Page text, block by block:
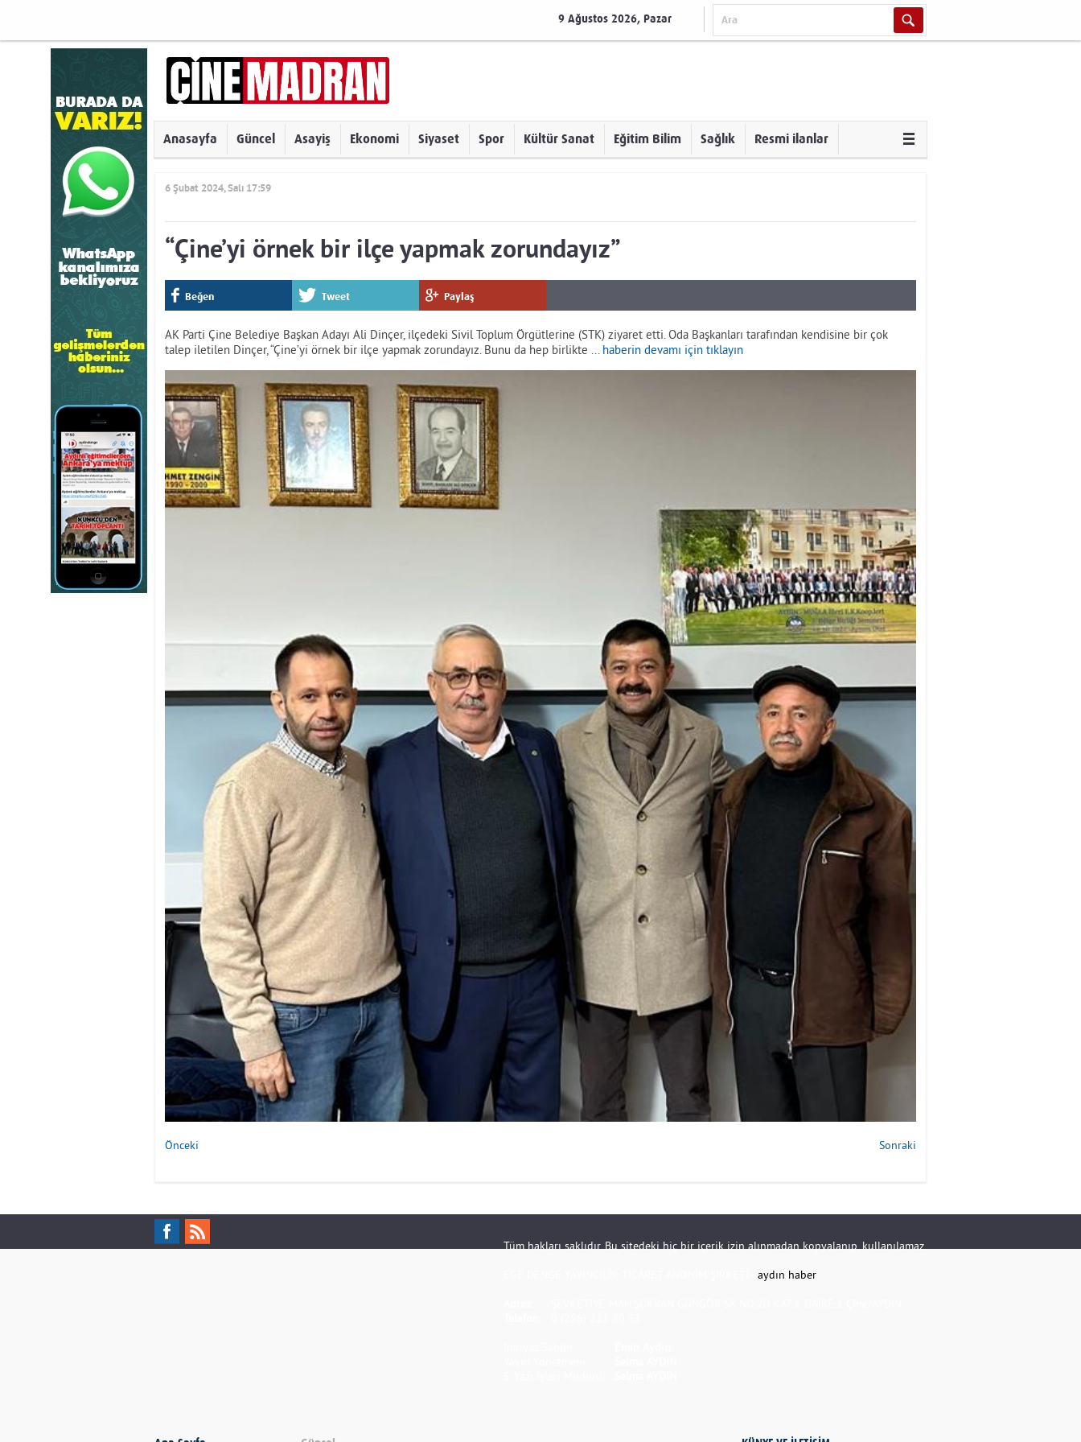
9 Ağustos 2026, Pazar
Anasayfa Güncel Asayiş Ekonomi Siyaset Spor Kültür Sanat Eğitim Bilim Sağlık Resmi ilanlar
6 Şubat 2024, Salı 17:59
“Çine’yi örnek bir ilçe yapmak zorundayız”
Beğen Tweet Paylaş
AK Parti Çine Belediye Başkan Adayı Ali Dinçer, ilçedeki Sivil Toplum Örgütlerine (STK) ziyaret etti. Oda Başkanları tarafından kendisine bir çok
talep iletilen Dinçer, “Çine’yi örnek bir ilçe yapmak zorundayız. Bunu da hep birlikte ... haberin devamı için tıklayın
Sonraki
Önceki
Tüm hakları saklıdır. Bu sitedeki hiç bir içerik izin alınmadan kopyalanıp, kullanılamaz.
aydın haber